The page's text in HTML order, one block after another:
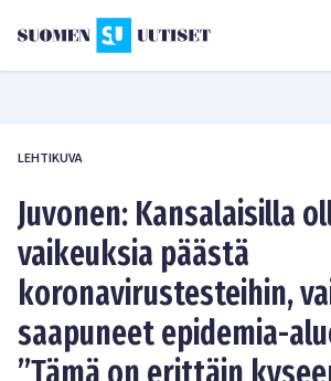
LEHTIKUVA
Juvonen: Kansalaisilla
vaikeuksia päästä
koronavirustesteihin,
saapuneet epidemia-